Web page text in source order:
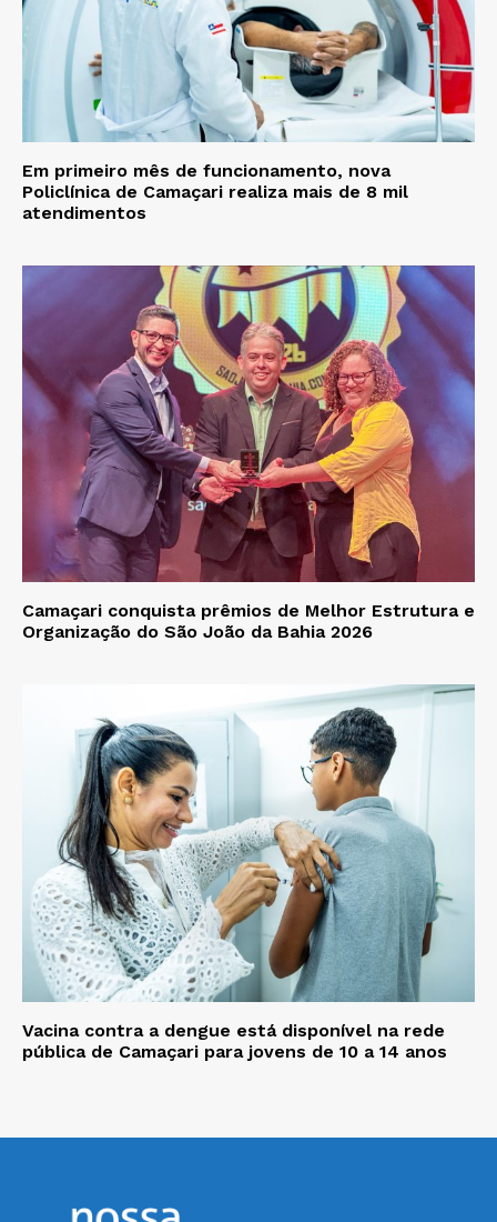
Em primeiro mês de funcionamento, nova
Policlínica de Camaçari realiza mais de 8 mil
atendimentos
Camaçari conquista prêmios de Melhor Estrutura e
Organização do São João da Bahia 2026
Vacina contra a dengue está disponível na rede
pública de Camaçari para jovens de 10 a 14 anos